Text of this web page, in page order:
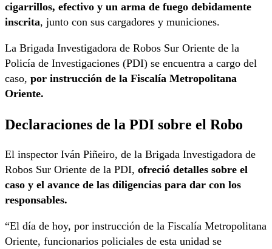
cigarrillos, efectivo y un arma de fuego debidamente
inscrita, junto con sus cargadores y municiones.
La Brigada Investigadora de Robos Sur Oriente de la
Policía de Investigaciones (PDI) se encuentra a cargo del
caso, por instrucción de la Fiscalía Metropolitana
Oriente.
Declaraciones de la PDI sobre el Robo
El inspector Iván Piñeiro, de la Brigada Investigadora de
Robos Sur Oriente de la PDI, ofreció detalles sobre el
caso y el avance de las diligencias para dar con los
responsables.
“El día de hoy, por instrucción de la Fiscalía Metropolitana
Oriente, funcionarios policiales de esta unidad se